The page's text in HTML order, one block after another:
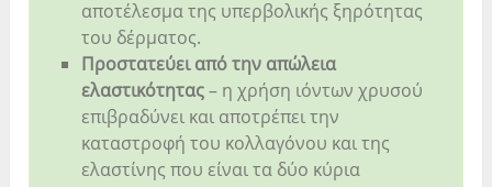
αποτέλεσμα της υπερβολικής ξηρότητας
του δέρματος.
Προστατεύει από την απώλεια
ελαστικότητας– η χρήση ιόντων χρυσού
επιβραδύνει και αποτρέπει την
καταστροφή του κολλαγόνου και της
ελαστίνης που είναι τα δύο κύρια